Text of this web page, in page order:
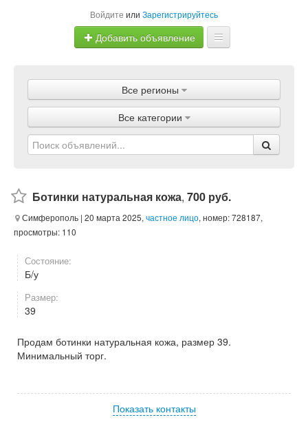
Войдите или Зарегистрируйтесь
Добавить объявление
Объявления
Магазины
Услуги
Все регионы
Все категории
Ботинки натуральная кожа, 700 руб.
Симферополь | 20 марта 2025, частное лицо, номер: 728187,
просмотры: 110
Состояние:
Б/у
Размер:
39
Продам ботинки натуральная кожа, размер 39.
Минимальный торг.
Показать контакты